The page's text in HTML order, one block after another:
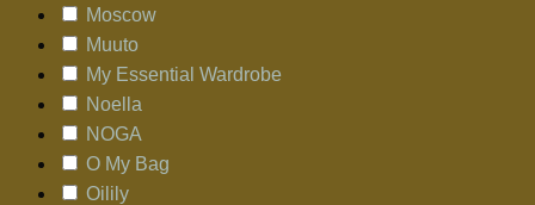
Moscow
Muuto
My Essential Wardrobe
Noella
NOGA
O My Bag
Oilily